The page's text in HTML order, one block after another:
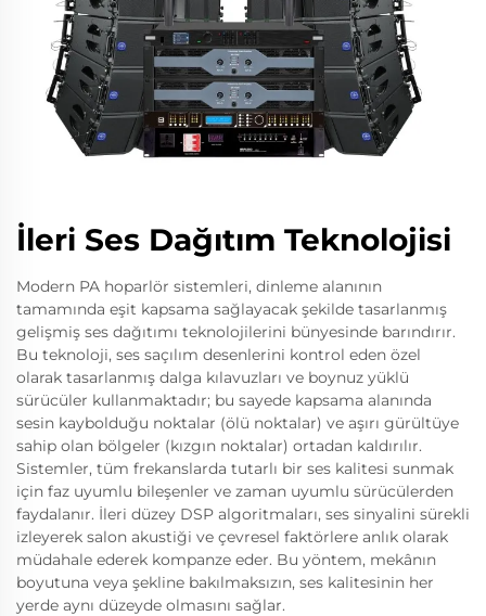
İleri Ses Dağıtım Teknolojisi
Modern PA hoparlör sistemleri, dinleme alanının
tamamında eşit kapsama sağlayacak şekilde tasarlanmış
gelişmiş ses dağıtımı teknolojilerini bünyesinde barındırır.
Bu teknoloji, ses saçılım desenlerini kontrol eden özel
olarak tasarlanmış dalga kılavuzları ve boynuz yüklü
sürücüler kullanmaktadır; bu sayede kapsama alanında
sesin kaybolduğu noktalar (ölü noktalar) ve aşırı gürültüye
sahip olan bölgeler (kızgın noktalar) ortadan kaldırılır.
Sistemler, tüm frekanslarda tutarlı bir ses kalitesi sunmak
için faz uyumlu bileşenler ve zaman uyumlu sürücülerden
faydalanır. İleri düzey DSP algoritmaları, ses sinyalini sürekli
izleyerek salon akustiği ve çevresel faktörlere anlık olarak
müdahale ederek kompanze eder. Bu yöntem, mekânın
boyutuna veya şekline bakılmaksızın, ses kalitesinin her
yerde aynı düzeyde olmasını sağlar.